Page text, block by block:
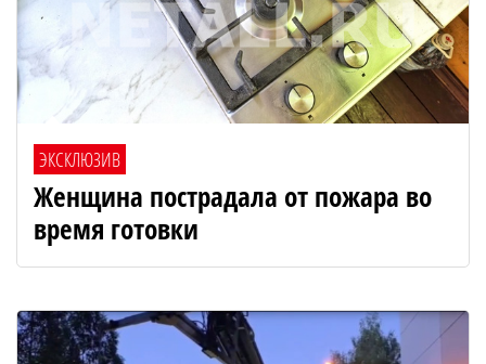
ЭКСКЛЮЗИВ
Женщина пострадала от пожара во
время готовки